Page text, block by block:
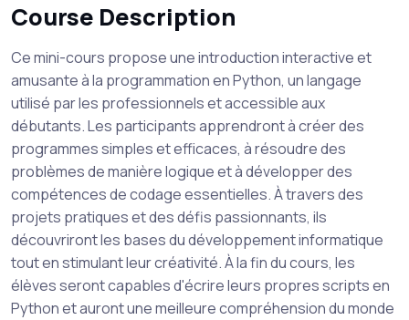
Course Description
Ce mini-cours propose une introduction interactive et
amusante à la programmation en Python, un langage
utilisé par les professionnels et accessible aux
débutants. Les participants apprendront à créer des
programmes simples et efficaces, à résoudre des
problèmes de manière logique et à développer des
compétences de codage essentielles. À travers des
projets pratiques et des défis passionnants, ils
découvriront les bases du développement informatique
tout en stimulant leur créativité. À la fin du cours, les
élèves seront capables d'écrire leurs propres scripts en
Python et auront une meilleure compréhension du monde